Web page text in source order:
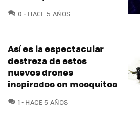
0 COMENTARIOS
HACE 5 AÑOS
Así es la espectacular
destreza de estos
nuevos drones
inspirados en mosquitos
1 COMENTARIOS
HACE 5 AÑOS